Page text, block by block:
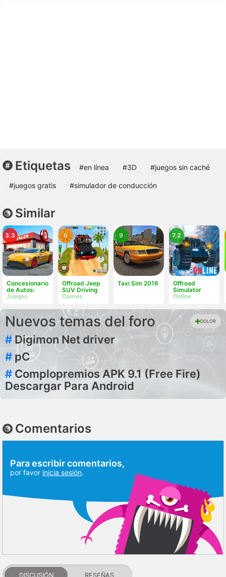
Etiquetas #en línea #3D #juegos sin caché
#juegos gratis #simulador de conducción
Similar
Concesionario
de Autos:
Juegos
3.3
Offroad Jeep
SUV Driving
Games
6
Taxi Sim 2016
9
Offroad
Simulator
Online
7.2
Nuevos temas del foro DOLOR
# Digimon Net driver
# pC
# Complopremios APK 9.1 (Free Fire)
Descargar Para Android
Comentarios
Para escribir comentarios,
por favor inicia sesión.
DISCUSIÓN RESEÑAS